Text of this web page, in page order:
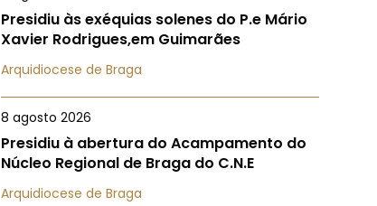
Presidiu às exéquias solenes do P.e Mário
Xavier Rodrigues,em Guimarães
Arquidiocese de Braga
8 agosto 2026
Presidiu à abertura do Acampamento do
Núcleo Regional de Braga do C.N.E
Arquidiocese de Braga